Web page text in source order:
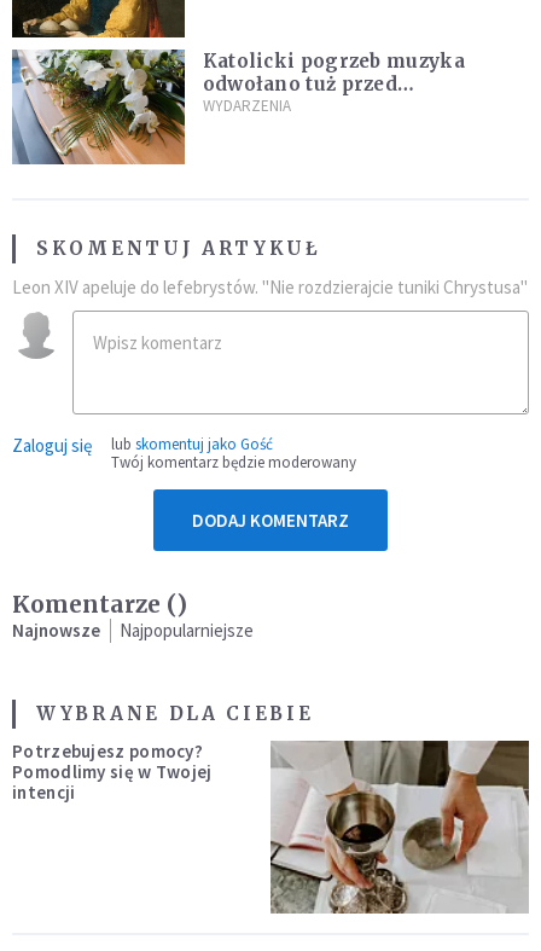
Katolicki pogrzeb muzyka
odwołano tuż przed
uroczystością. Powodem była
WYDARZENIA
SKOMENTUJ ARTYKUŁ
Leon XIV apeluje do lefebrystów. "Nie rozdzierajcie tuniki Chrystusa"
Zaloguj się lub skomentuj jako Gość
Twój komentarz będzie moderowany
DODAJ KOMENTARZ
Komentarze ()
Najnowsze Najpopularniejsze
WYBRANE DLA CIEBIE
Potrzebujesz pomocy?
Pomodlimy się w Twojej
intencji